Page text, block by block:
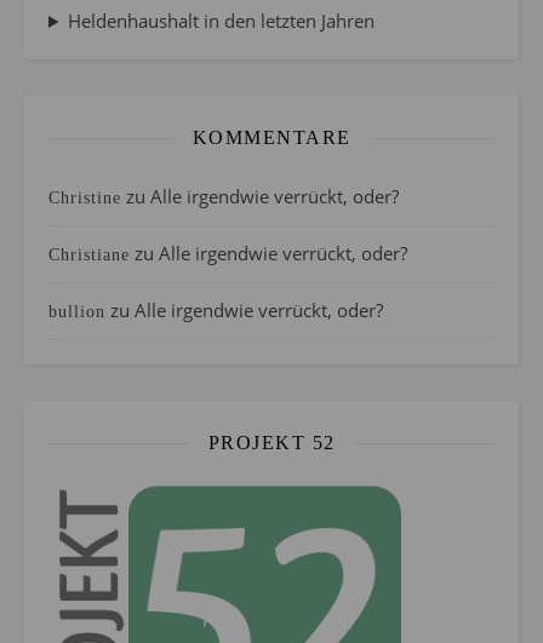
Heldenhaushalt in den letzten Jahren
KOMMENTARE
Christine zu Alle irgendwie verrückt, oder?
Christiane zu Alle irgendwie verrückt, oder?
bullion zu Alle irgendwie verrückt, oder?
PROJEKT 52